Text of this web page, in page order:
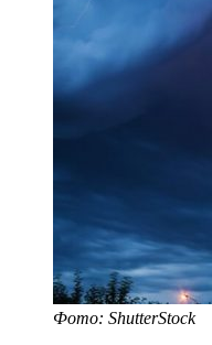
Фото: ShutterStock